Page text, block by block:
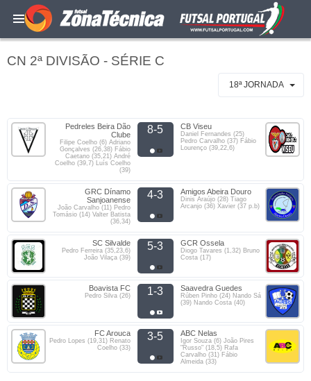
CN 2ª DIVISÃO - SÉRIE C
18ª JORNADA
Pedreles Beira Dão
Clube
Filipe Coelho (6) Adriano
Gonçalves (26,38) Fábio
Caetano (35,21) André
Coelho (39,7) Luís Coelho
(39)
8-5 CB Viseu
Daniel Fernandes (25)
Pedro Carvalho (37) Fábio
Lourenço (39,22,6)
GRC Dínamo
Sanjoanense
João Carvalho (11) Pedro
Tomásio (14) Valter Batista
(36,34)
4-3 Amigos Abeira Douro
Dinis Araújo (28) Tiago
Arcanjo (36) Xavier (37 p.b)
SC Silvalde
Pedro Ferreira (35,23,6)
João Vilaça (39)
5-3 GCR Ossela
Diogo Tavares (1,32) Bruno
Costa (17)
Boavista FC
Pedro Silva (26) 1-3 Saavedra Guedes
Rúben Pinho (24) Nando Sá
(39) Nando Costa (40)
FC Arouca
Pedro Lopes (19,31) Renato
Coelho (33)
3-5 ABC Nelas
Igor Souza (6) João Pires
"Russo" (18,5) Rafa
Carvalho (31) Fábio
Almeida (33)